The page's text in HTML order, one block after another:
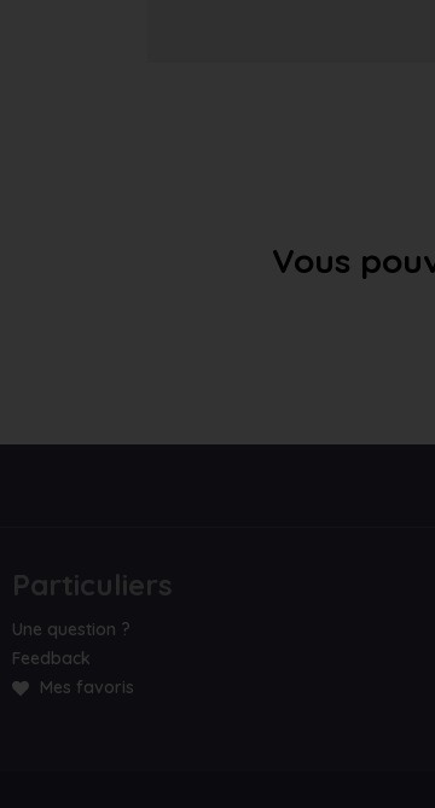
Vous
Particuliers
Une question ?
Feedback
Mes favoris